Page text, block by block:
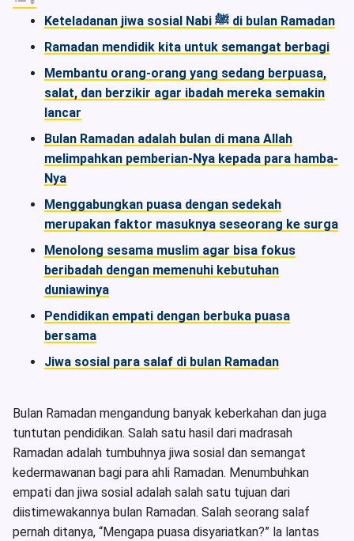
Keteladanan jiwa sosial Nabi ﷺ di bulan Ramadan
Ramadan mendidik kita untuk semangat berbagi
Membantu orang-orang yang sedang berpuasa,
salat, dan berzikir agar ibadah mereka semakin
lancar
Bulan Ramadan adalah bulan di mana Allah
melimpahkan pemberian-Nya kepada para hamba-
Nya
Menggabungkan puasa dengan sedekah
merupakan faktor masuknya seseorang ke surga
Menolong sesama muslim agar bisa fokus
beribadah dengan memenuhi kebutuhan
duniawinya
Pendidikan empati dengan berbuka puasa
bersama
Jiwa sosial para salaf di bulan Ramadan
Bulan Ramadan mengandung banyak keberkahan dan juga
tuntutan pendidikan. Salah satu hasil dari madrasah
Ramadan adalah tumbuhnya jiwa sosial dan semangat
kedermawanan bagi para ahli Ramadan. Menumbuhkan
empati dan jiwa sosial adalah salah satu tujuan dari
diistimewakannya bulan Ramadan. Salah seorang salaf
pernah ditanya, “Mengapa puasa disyariatkan?” la lantas